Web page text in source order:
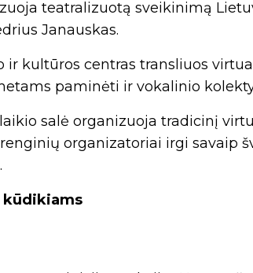
teatralizuotą sveikinimą
Janauskas.
ir kultūros centras transliuos
paminėti ir vokalinio
salė organizuoja tradicinį
organizatoriai irgi savaip
kūdikiams